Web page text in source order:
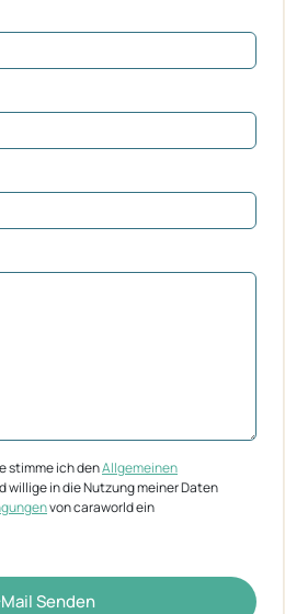
stimme ich denAllgemeinen
willige in die Nutzung meiner Daten
von caraworld ein
Senden